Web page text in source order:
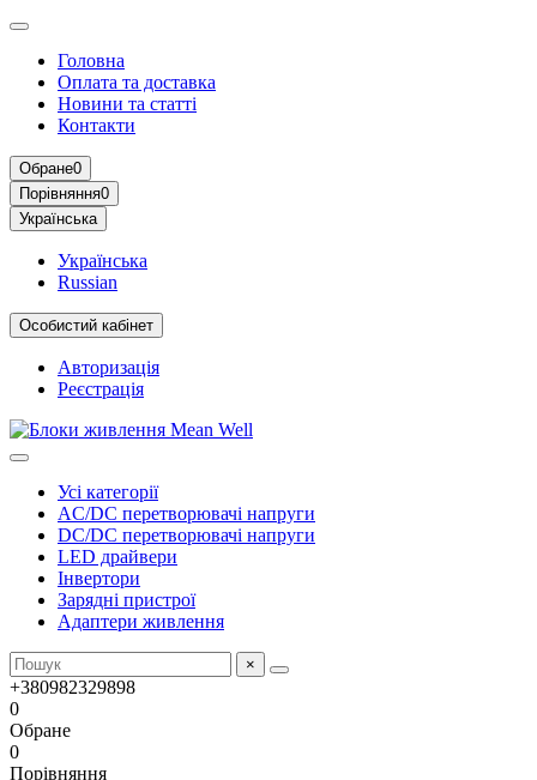
Головна
Оплата та доставка
Новини та статті
Контакти
Обране0
Порівняння0
Українська
Українська
Russian
Особистий кабінет
Авторизація
Реєстрація
Усі категорії
AC/DC перетворювачі напруги
DC/DC перетворювачі напруги
LED драйвери
Інвертори
Зарядні пристрої
Адаптери живлення
×
+380982329898
0
Обране
0
Порівняння